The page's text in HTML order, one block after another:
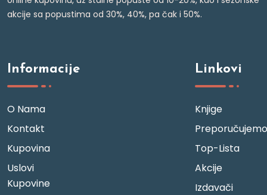
akcije sa popustima od 30%, 40%, pa čak i 50%.
Informacije
O Nama
Kontakt
Kupovina
Uslovi
Kupovine
Linkovi
Knjige
Preporučujemo
Top-Lista
Akcije
Izdavači